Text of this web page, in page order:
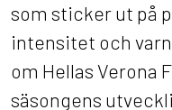
som sticker ut på
intensitet och
om Hellas Verona
säsongens